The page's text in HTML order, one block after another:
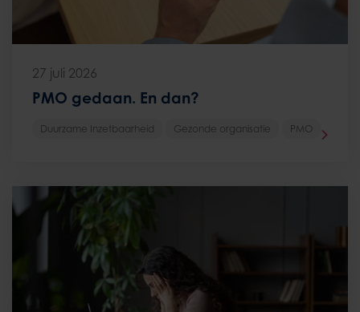
27 juli 2026
PMO gedaan. En dan?
Duurzame Inzetbaarheid Gezonde organisatie PMO